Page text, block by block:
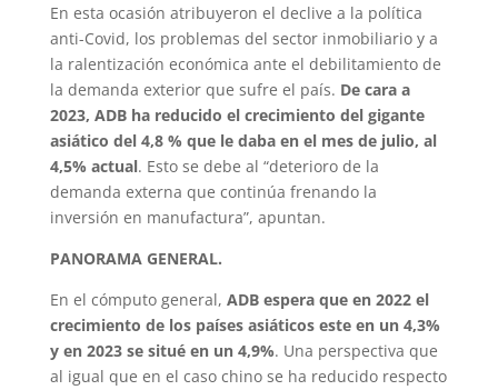
En esta ocasión atribuyeron el declive a la política
anti-Covid, los problemas del sector inmobiliario y a
la ralentización económica ante el debilitamiento de
la demanda exterior que sufre el país. De cara a
2023, ADB ha reducido el crecimiento del gigante
asiático del 4,8 % que le daba en el mes de julio, al
4,5% actual. Esto se debe al “deterioro de la
demanda externa que continúa frenando la
inversión en manufactura”, apuntan.
PANORAMA GENERAL.
En el cómputo general, ADB espera que en 2022 el
crecimiento de los países asiáticos este en un 4,3%
y en 2023 se situé en un 4,9%. Una perspectiva que
al igual que en el caso chino se ha reducido respecto